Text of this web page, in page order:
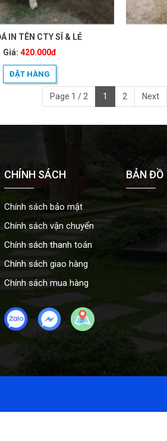
IN TÊN CTY SỈ & LẺ
Giá: 420.000đ
ĐẶT HÀNG
Page 1 / 2 1 2 Next
CHÍNH SÁCH
Chính sách bảo mật
Chính sách vận chuyển
Chính sách thanh toán
Chính sách giao hàng
Chính sách mua hàng
BẢN ĐỒ